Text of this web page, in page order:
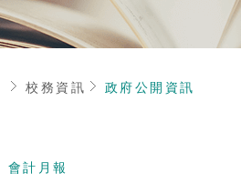
首頁校務資訊 政府公開資訊
會計月報